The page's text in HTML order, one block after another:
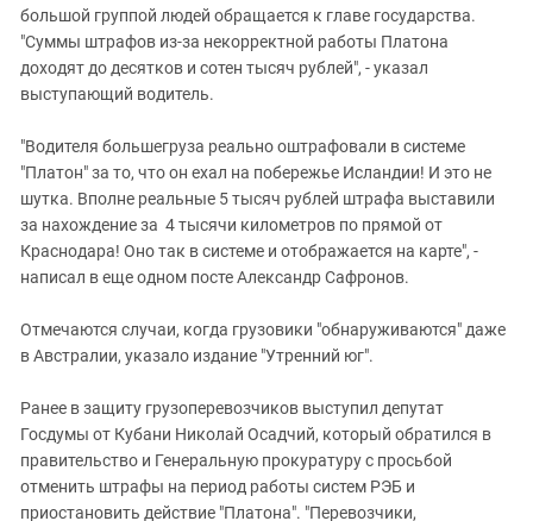
большой группой людей обращается к главе государства.
"Суммы штрафов из-за некорректной работы Платона
доходят до десятков и сотен тысяч рублей", - указал
выступающий водитель.
"Водителя большегруза реально оштрафовали в системе
"Платон" за то, что он ехал на побережье Исландии! И это не
шутка. Вполне реальные 5 тысяч рублей штрафа выставили
за нахождение за 4 тысячи километров по прямой от
Краснодара! Оно так в системе и отображается на карте", -
написал в еще одном посте Александр Сафронов.
Отмечаются случаи, когда грузовики "обнаруживаются" даже
в Австралии, указало издание "Утренний юг".
Ранее в защиту грузоперевозчиков выступил депутат
Госдумы от Кубани Николай Осадчий, который обратился в
правительство и Генеральную прокуратуру с просьбой
отменить штрафы на период работы систем РЭБ и
приостановить действие "Платона". "Перевозчики,